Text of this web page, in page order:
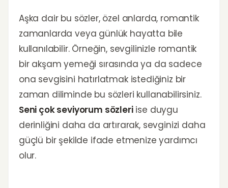
Aşka dair bu sözler, özel anlarda, romantik
zamanlarda veya günlük hayatta bile
kullanılabilir. Örneğin, sevgilinizle romantik
bir akşam yemeği sırasında ya da sadece
ona sevgisini hatırlatmak istediğiniz bir
zaman diliminde bu sözleri kullanabilirsiniz.
Seni çok seviyorum sözleriise duygu
derinliğini daha da artırarak, sevginizi daha
güçlü bir şekilde ifade etmenize yardımcı
olur.